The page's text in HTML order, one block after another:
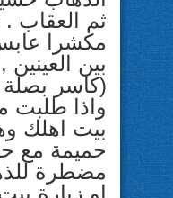
ثم العقاب
مكشرا
بين
(كاسر
واذا طلبت
بيت اهلك
حميمة مع
مضطرة
او زيارة